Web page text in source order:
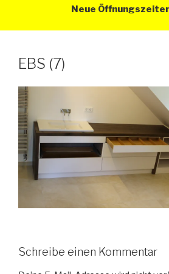
Neue Öffnungszeiten
EBS (7)
Schreibe einen Kommentar